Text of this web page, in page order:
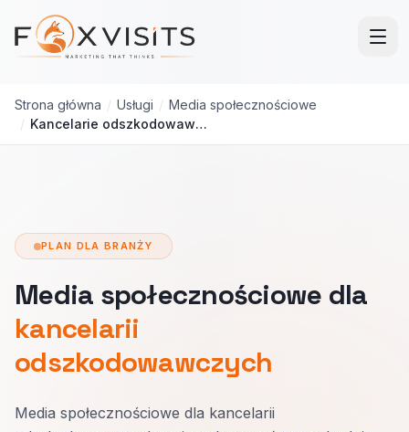
Przejdź do treści głównej
Strona główna / Usługi / Media społecznościowe
/
Kancelarie odszkodowawcze
PLAN DLA BRANŻY
Media społecznościowe dla
kancelarii
odszkodowawczych
Media społecznościowe dla kancelarii